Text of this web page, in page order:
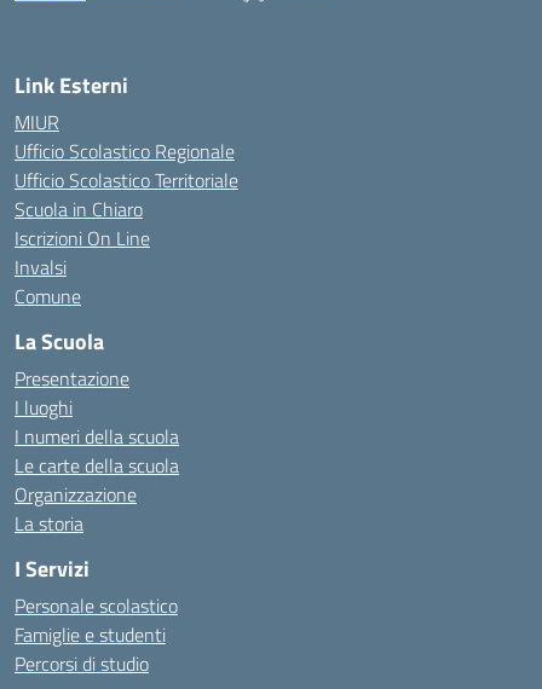
Link Esterni
MIUR
Ufficio Scolastico Regionale
Ufficio Scolastico Territoriale
Scuola in Chiaro
Iscrizioni On Line
Invalsi
Comune
La Scuola
Presentazione
I luoghi
I numeri della scuola
Le carte della scuola
Organizzazione
La storia
I Servizi
Personale scolastico
Famiglie e studenti
Percorsi di studio